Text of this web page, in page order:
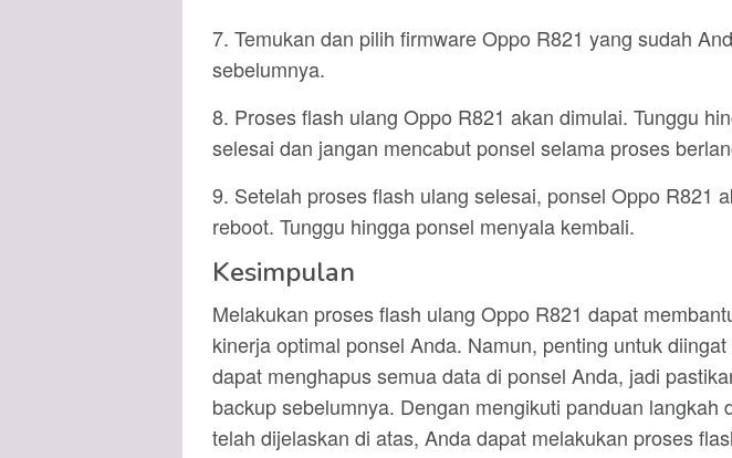
7. Temukan dan pilih firmware Oppo R821 yang sudah
sebelumnya.
8. Proses flash ulang Oppo R821 akan dimulai. Tunggu
selesai dan jangan mencabut ponsel selama proses
9. Setelah proses flash ulang selesai, ponsel Oppo R821
reboot. Tunggu hingga ponsel menyala kembali.
Kesimpulan
Melakukan proses flash ulang Oppo R821 dapat
kinerja optimal ponsel Anda. Namun, penting untuk
dapat menghapus semua data di ponsel Anda, jadi
backup sebelumnya. Dengan mengikuti panduan langkah
telah dijelaskan di atas, Anda dapat melakukan proses